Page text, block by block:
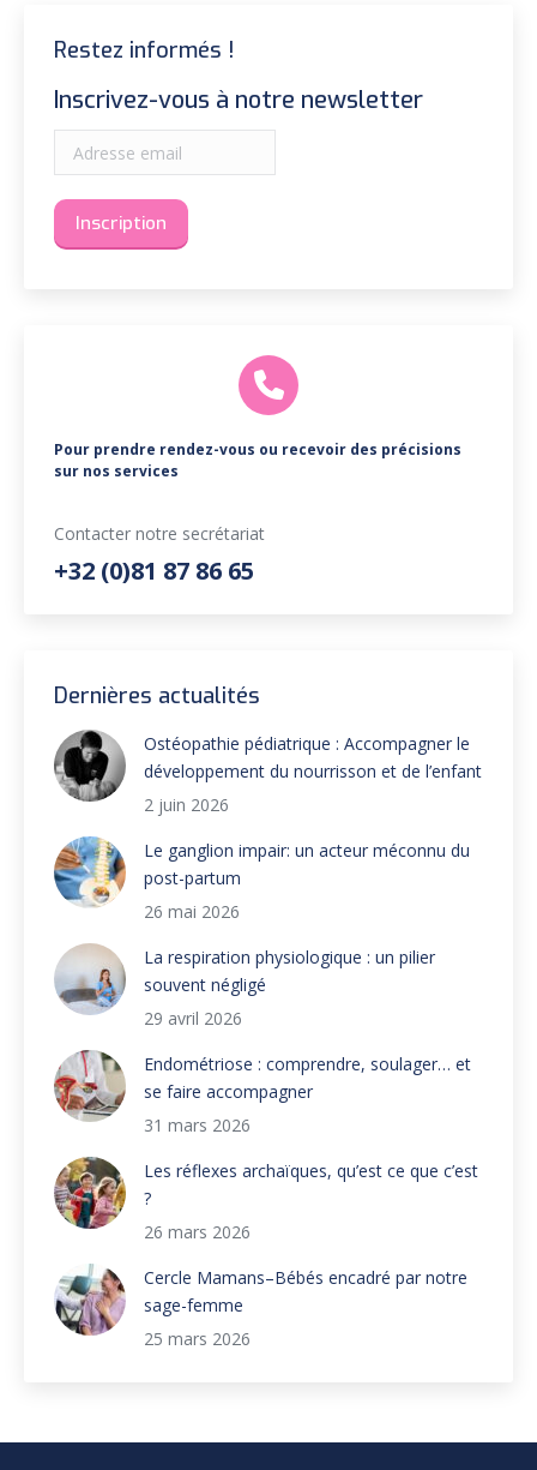
Restez informés !
Inscrivez-vous à notre newsletter
Pour prendre rendez-vous ou recevoir des précisions
sur nos services
Contacter notre secrétariat
+32 (0)81 87 86 65
Dernières actualités
Ostéopathie pédiatrique : Accompagner le
développement du nourrisson et de l’enfant
2 juin 2026
Le ganglion impair: un acteur méconnu du
post-partum
26 mai 2026
La respiration physiologique : un pilier
souvent négligé
29 avril 2026
Endométriose : comprendre, soulager… et
se faire accompagner
31 mars 2026
Les réflexes archaïques, qu’est ce que c’est
?
26 mars 2026
Cercle Mamans–Bébés encadré par notre
sage-femme
25 mars 2026